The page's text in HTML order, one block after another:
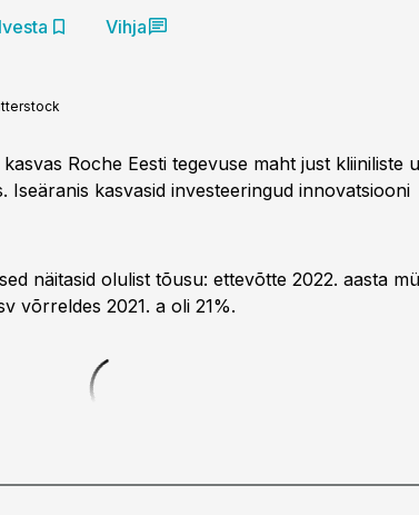
Vihja
Roche Eesti tegevuse maht just kliiniliste
Iseäranis kasvasid investeeringud innovatsiooni
näitasid olulist tõusu: ettevõtte 2022. aasta
võrreldes 2021. a oli 21%.